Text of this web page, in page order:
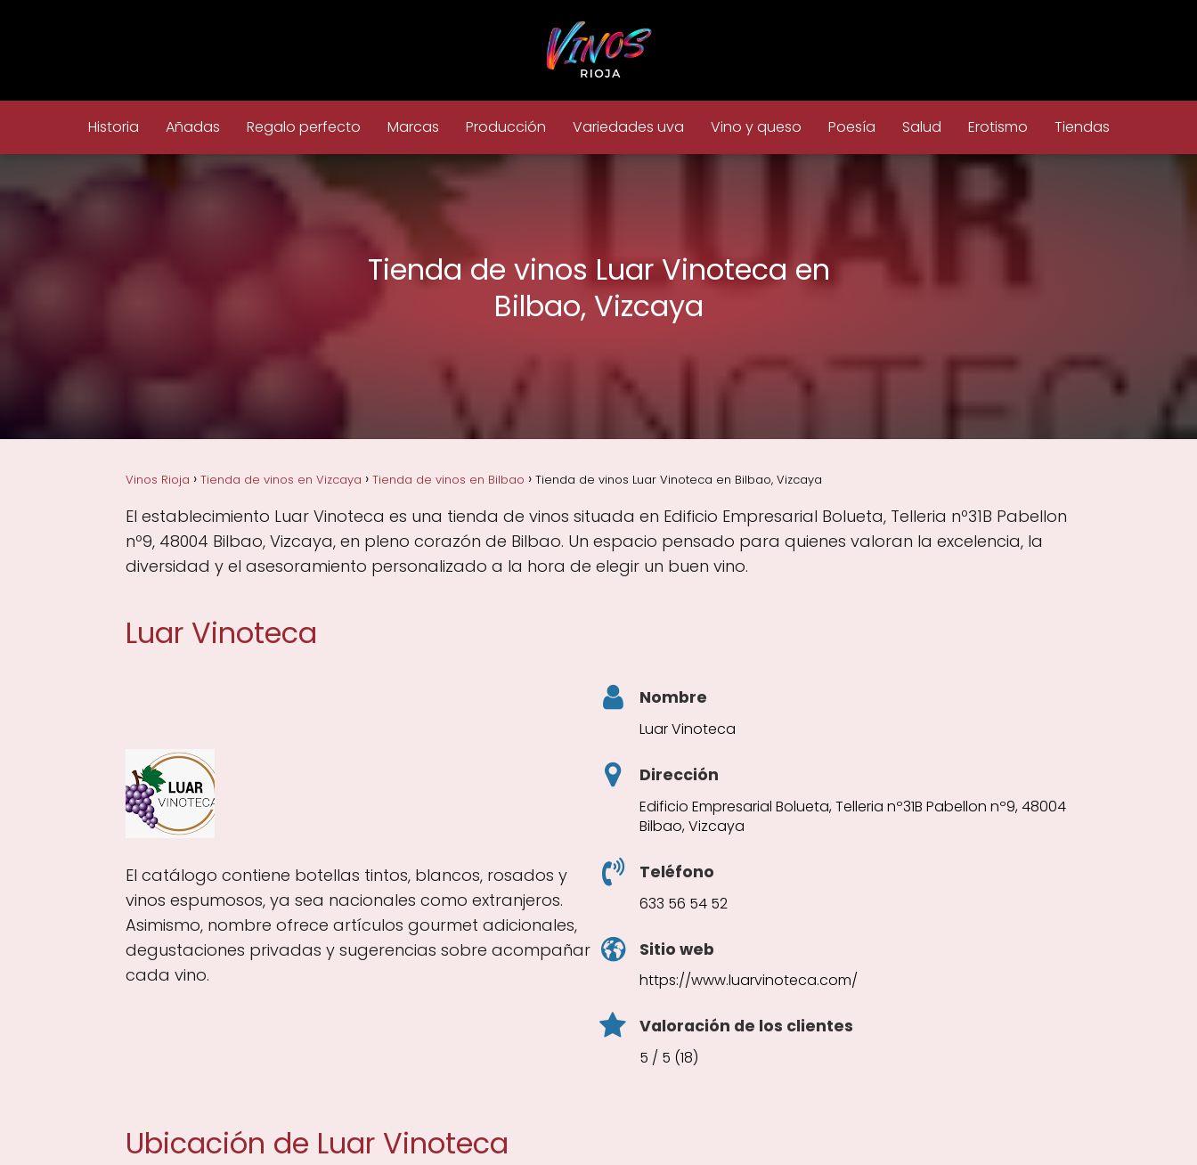
Historia Añadas Regalo perfecto Marcas Producción Variedades uva Vino y queso Poesía Salud Erotismo Tiendas
Tienda de vinos Luar Vinoteca en
Bilbao, Vizcaya
Vinos Rioja Tienda de vinos en Vizcaya Tienda de vinos en Bilbao Tienda de vinos Luar Vinoteca en Bilbao, Vizcaya
El establecimiento Luar Vinoteca es una tienda de vinos situada en Edificio Empresarial Bolueta, Telleria nº31B Pabellon
nº9, 48004 Bilbao, Vizcaya, en pleno corazón de Bilbao. Un espacio pensado para quienes valoran la excelencia, la
diversidad y el asesoramiento personalizado a la hora de elegir un buen vino.
Luar Vinoteca
El catálogo contiene botellas tintos, blancos, rosados y
vinos espumosos, ya sea nacionales como extranjeros.
Asimismo, nombre ofrece artículos gourmet adicionales,
degustaciones privadas y sugerencias sobre acompañar
cada vino.
Nombre
Luar Vinoteca
Dirección
Edificio Empresarial Bolueta, Telleria nº31B Pabellon nº9, 48004
Bilbao, Vizcaya
Teléfono
633 56 54 52
Sitio web
https://www.luarvinoteca.com/
Valoración de los clientes
5 / 5 (18)
Ubicación de Luar Vinoteca